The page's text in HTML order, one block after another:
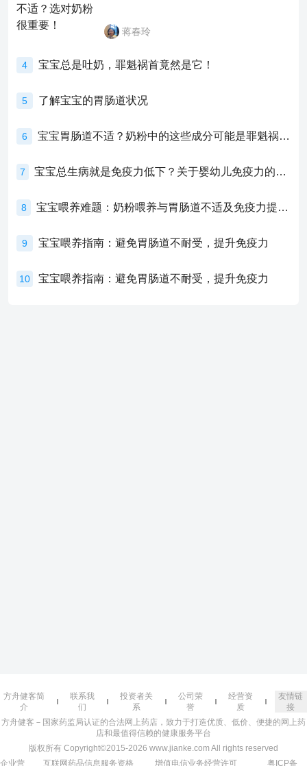
蒋春玲
4 宝宝总是吐奶，罪魁祸首竟然是它！
5 了解宝宝的胃肠道状况
6 宝宝胃肠道不适？奶粉中的这些成分可能是罪魁祸首！
7 宝宝总生病就是免疫力低下？关于婴幼儿免疫力的真相，家长必须了解！
8 宝宝喂养难题：奶粉喂养与胃肠道不适及免疫力提升的奥秘
9 宝宝喂养指南：避免胃肠道不耐受，提升免疫力
10 宝宝喂养指南：避免胃肠道不耐受，提升免疫力
方舟健客简
介
联系我
们
投资者关
系
公司荣
誉
经营资
质
友情链
接
方舟健客－国家药监局认证的合法网上药店，致力于打造优质、低价、便捷的网上药
店和最值得信赖的健康服务平台
版权所有 Copyright©2015-2026 www.jianke.com All rights reserved
企业营
互联网药品信息服务资格 增值电信业务经营许可 粤ICP备